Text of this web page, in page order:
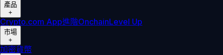
產品
+
Crypto.com App進階OnchainLevel Up
市場
+
加密貨幣